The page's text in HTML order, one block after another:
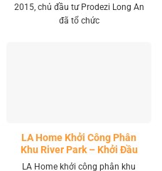
2015, chủ đầu tư Prodezi Long An
đã tổ chức
LA Home Khởi Công Phân
Khu River Park – Khởi Đầu
Giai Đoạn Phát Triển Mới
LA Home khởi công phân khu